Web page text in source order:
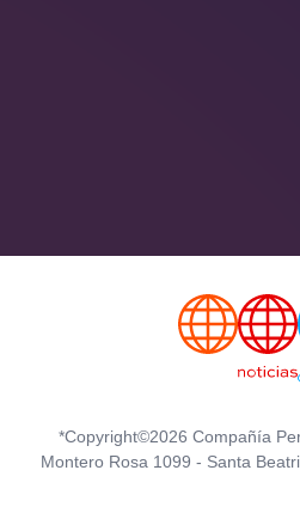
*Copyright©2026 Compañía
Montero Rosa 1099 - Santa